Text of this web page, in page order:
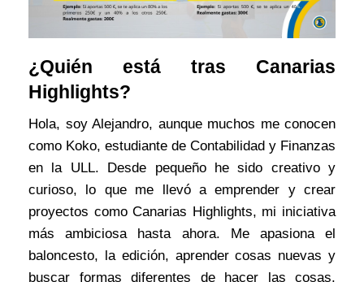
¿Quién está tras Canarias
Highlights?
Hola, soy Alejandro, aunque muchos me conocen
como Koko, estudiante de Contabilidad y Finanzas
en la ULL. Desde pequeño he sido creativo y
curioso, lo que me llevó a emprender y crear
proyectos como Canarias Highlights, mi iniciativa
más ambiciosa hasta ahora. Me apasiona el
baloncesto, la edición, aprender cosas nuevas y
buscar formas diferentes de hacer las cosas.